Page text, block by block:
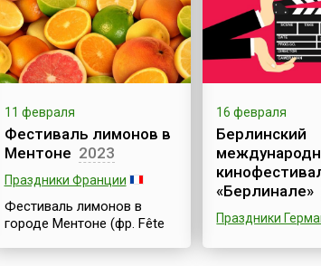
в который у крестьян
заканчивалось мясо: «апо
креас» — «без мяса».
Апокриес — это традиция
греческой глубинки.
Традиционно народные
карнавалы проводят в
разных районах Греции,
где сохранились или были
восстановлены древние
традиции наряжаться.
Так...
1294 году, когда
Анжуйский
провести
приятных
Начались
фейерверки,
прочие
все это, как
охватило весь
плясали
пугали масками
Свою
11 февраля
Фестиваль лимонов в
Ментоне 2023
Праздники Франции
Фестиваль лимонов в
городе Ментоне (фр. Fête
16 февраля
Берлинский
«Берлинале»
Праздники
Берлинский